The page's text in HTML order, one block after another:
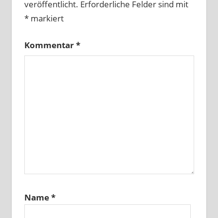
veröffentlicht. Erforderliche Felder sind mit
*markiert
Kommentar*
Name*